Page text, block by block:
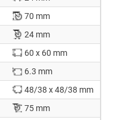
70 mm
24 mm
60 x 60 mm
6.3 mm
48/38 x 48/38 mm
75 mm